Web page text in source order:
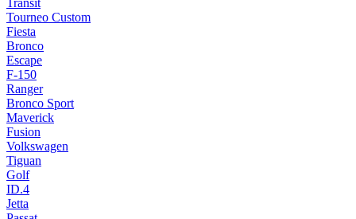
Transit
Tourneo Custom
Fiesta
Bronco
Escape
F-150
Ranger
Bronco Sport
Maverick
Fusion
Volkswagen
Tiguan
Golf
ID.4
Jetta